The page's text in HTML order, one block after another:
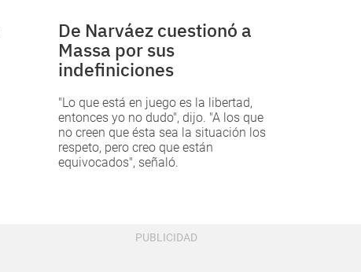
De Narváez cuestionó a
Massa por sus
indefiniciones
"Lo que está en juego es la libertad,
entonces yo no dudo", dijo. "A los que
no creen que ésta sea la situación los
respeto, pero creo que están
equivocados", señaló.